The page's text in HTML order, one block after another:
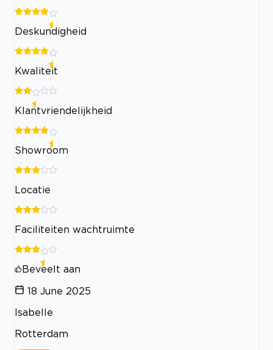
Deskundigheid
Kwaliteit
Klantvriendelijkheid
Showroom
Locatie
Faciliteiten wachtruimte
Beveelt aan
18 June 2025
Isabelle
Rotterdam